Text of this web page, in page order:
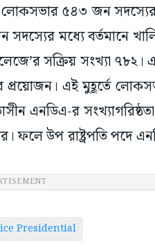
৫৪৩ জন
মধ্যে বর্তমানে
সক্রিয় সংখ্যা ৭৮২।
প্রয়োজন। এই মুহূর্তে
এনডিএ-র
উপ রাষ্ট্রপতি পদে
Presidential